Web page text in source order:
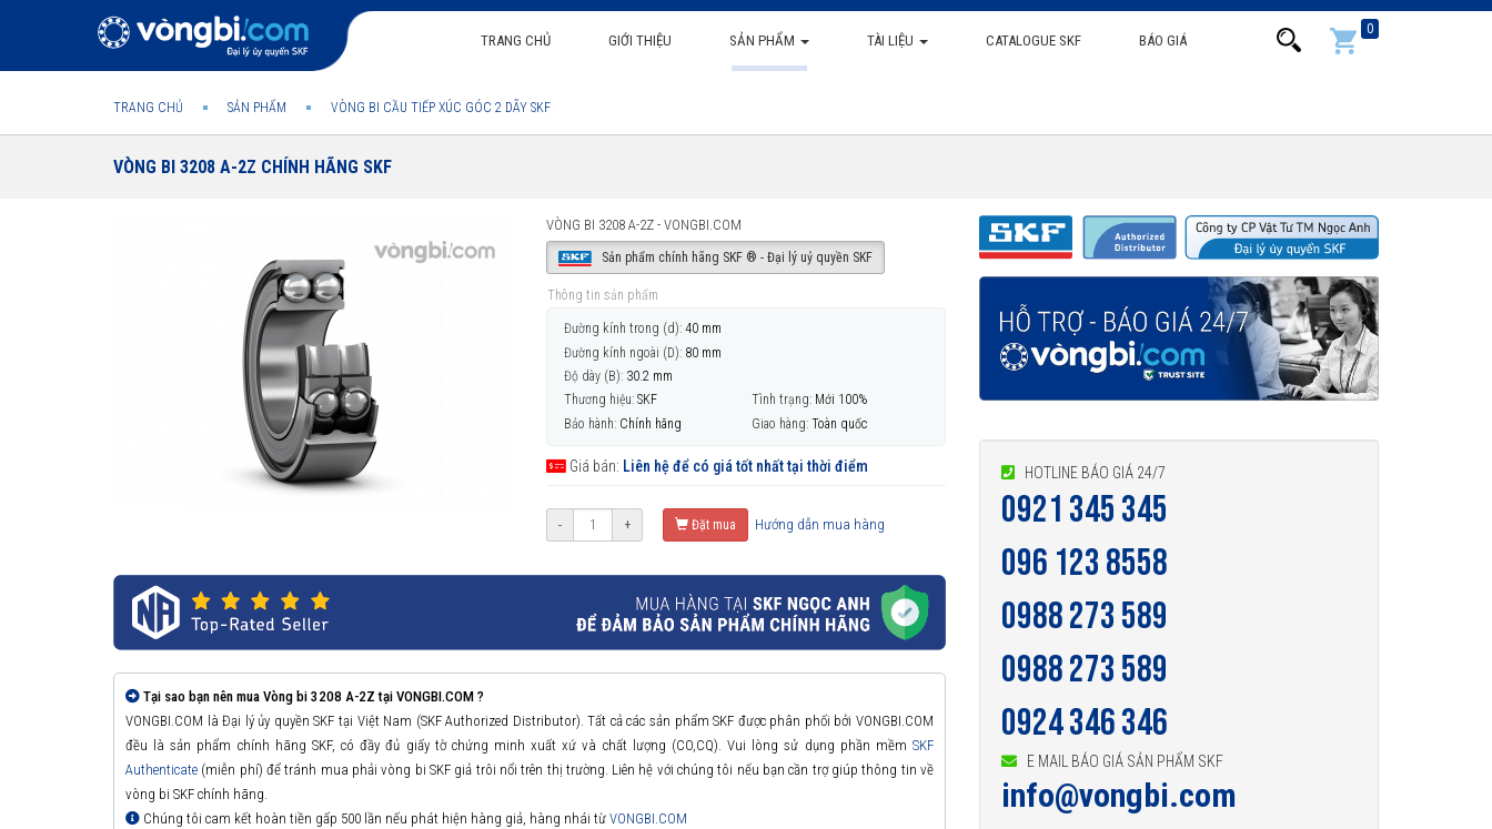
TRANG CHỦ GIỚI THIỆU SẢN PHẨM TÀI LIỆU CATALOGUE SKF BÁO GIÁ
0
TRANG CHỦ SẢN PHẨM VÒNG BI CẦU TIẾP XÚC GÓC 2 DÃY SKF
VÒNG BI 3208 A-2Z CHÍNH HÃNG SKF
VÒNG BI 3208 A-2Z - VONGBI.COM
Sản phẩm chính hãng SKF ® - Đại lý uỷ quyền SKF
Thông tin sản phẩm
Đường kính trong (d): 40 mm
Đường kính ngoài (D): 80 mm
Độ dày (B): 30.2 mm
Thương hiệu: SKF Tình trạng: Mới 100%
Bảo hành: Chính hãng Giao hàng: Toàn quốc
Giá bán: Liên hệ để có giá tốt nhất tại thời điểm
- + Đặt mua Hướng dẫn mua hàng
Tại sao bạn nên mua Vòng bi 3208 A-2Z tại VONGBI.COM ?
VONGBI.COM là Đại lý ủy quyền SKF tại Việt Nam (SKF Authorized Distributor). Tất cả các sản phẩm SKF được phân phối bởi VONGBI.COM
đều là sản phẩm chính hãng SKF, có đầy đủ giấy tờ chứng minh xuất xứ và chất lượng (CO,CQ). Vui lòng sử dụng phần mềm SKF
Authenticate (miễn phí) để tránh mua phải vòng bi SKF giả trôi nổi trên thị trường. Liên hệ với chúng tôi nếu bạn cần trợ giúp thông tin về
vòng bi SKF chính hãng.
Chúng tôi cam kết hoàn tiền gấp 500 lần nếu phát hiện hàng giả, hàng nhái từ VONGBI.COM
HOTLINE BÁO GIÁ 24/7
0921 345 345
096 123 8558
0988 273 589
0988 273 589
0924 346 346
E MAIL BÁO GIÁ SẢN PHẨM SKF
info@vongbi.com